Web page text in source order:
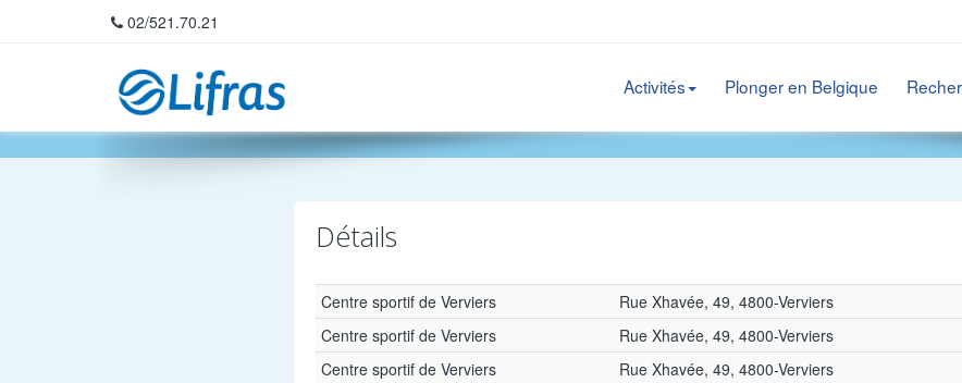
02/521.70.21
Activités Plonger en Belgique
Détails
Centre sportif de Verviers Rue Xhavée, 49, 4800-Verviers
Centre sportif de Verviers
Rue Xhavée, 49, 4800-Verviers
Centre sportif de Verviers
Rue Xhavée, 49, 4800-Verviers